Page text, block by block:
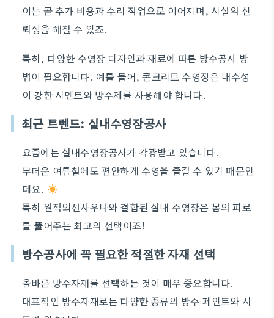
이는 곧 추가 비용과 수리 작업으로 이어지며, 시설의 신
뢰성을 해칠 수 있죠.
특히, 다양한 수영장 디자인과 재료에 따른 방수공사 방
법이 필요합니다. 예를 들어, 콘크리트 수영장은 내수성
이 강한 시멘트와 방수제를 사용해야 합니다.
최근 트렌드: 실내수영장공사
요즘에는 실내수영장공사가 각광받고 있습니다.
무더운 여름철에도 편안하게 수영을 즐길 수 있기 때문인
데요.
특히 원적외선사우나와 결합된 실내 수영장은 몸의 피로
를 풀어주는 최고의 선택이죠!
방수공사에 꼭 필요한 적절한 자재 선택
올바른 방수자재를 선택하는 것이 매우 중요합니다.
대표적인 방수자재로는 다양한 종류의 방수 페인트와 시